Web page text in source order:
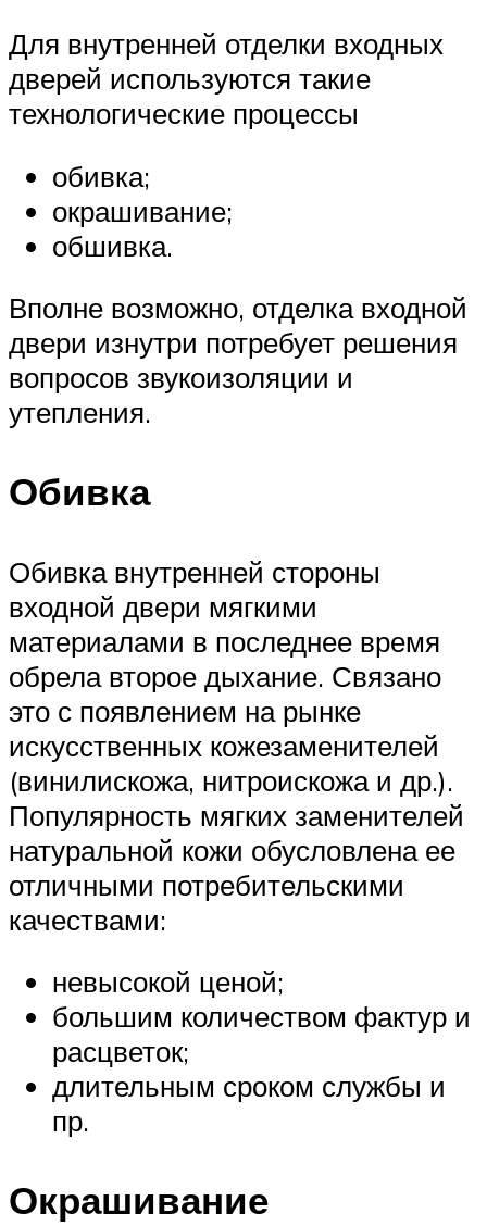
Для внутренней отделки входных
дверей используются такие
технологические процессы
обивка;
окрашивание;
обшивка.
Вполне возможно, отделка входной
двери изнутри потребует решения
вопросов звукоизоляции и
утепления.
Обивка
Обивка внутренней стороны
входной двери мягкими
материалами в последнее время
обрела второе дыхание. Связано
это с появлением на рынке
искусственных кожезаменителей
(винилискожа, нитроискожа и др.).
Популярность мягких заменителей
натуральной кожи обусловлена ее
отличными потребительскими
качествами:
невысокой ценой;
большим количеством фактур и
расцветок;
длительным сроком службы и
пр.
Окрашивание